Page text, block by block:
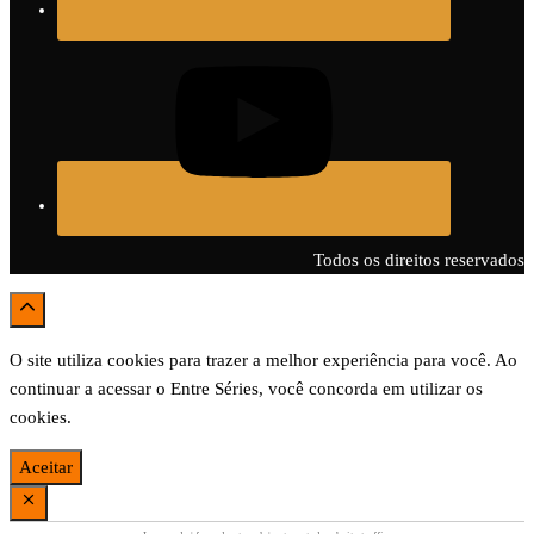
Todos os direitos reservados
O site utiliza cookies para trazer a melhor experiência para você. Ao
continuar a acessar o Entre Séries, você concorda em utilizar os
cookies.
Aceitar